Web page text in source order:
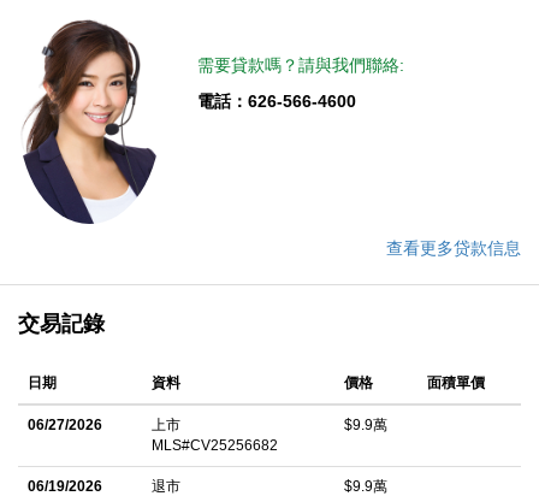
需要貸款嗎？請與我們聯絡:
電話：626-566-4600
查看更多贷款信息
交易記錄
日期 資料 價格 面積單價
06/27/2026
上市
MLS#CV25256682
$9.9萬
06/19/2026
退市
$9.9萬